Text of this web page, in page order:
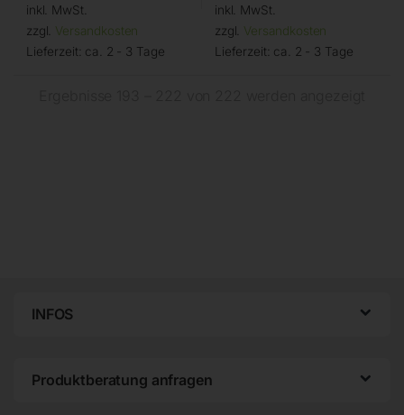
inkl. MwSt.
zzgl. Versandkosten
Lieferzeit: ca. 2 - 3 Tage
inkl. MwSt.
zzgl. Versandkosten
Lieferzeit: ca. 2 - 3 Tage
INFOS
Produktberatung anfragen